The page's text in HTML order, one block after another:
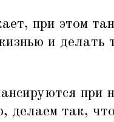
при этом
и делать
при
делаем так,